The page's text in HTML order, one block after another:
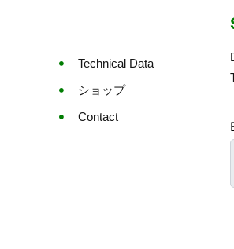
Technical Data
ショップ
Contact